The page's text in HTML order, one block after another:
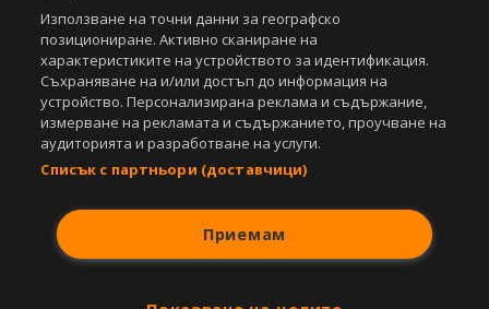
Съдържанието на този уеб сайт и технологиите, използвани в него, са
под закрила на Закона за авторското право и сродните му права.
Всички статии, репортажи, интервюта и други текстови, графични и
видео материали, публикувани в сайта, са собственост на Агенция
Спортал, освен ако изрично е посочено друго. Допуска се
публикуване на текстови материали само след писмено съгласие на
Агенция Спортал, посочване на източника и добавяне на линк към
www.sportal.bg. Използването на графични и видео материали,
публикувани в сайта, е строго забранено. Нарушителите ще бъдат
БЕЗПЛАТНОТО приложение за:
Използване на точни данни за географско
позициониране. Активно сканиране на
характеристиките на устройството за идентификация.
Съхраняване на и/или достъп до информация на
устройство. Персонализирана реклама и съдържание,
измерване на рекламата и съдържанието, проучване на
аудиторията и разработване на услуги.
Списък с партньори (доставчици)
Приемам